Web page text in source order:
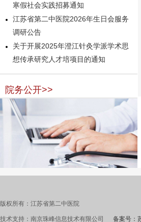
寒假社会实践招募通知
江苏省第二中医院2026年生日会服务
调研公告
关于开展2025年澄江针灸学派学术思
想传承研究人才培项目的通知
院务公开>>
版权所有：江苏省第二中医院
技术支持：南京珠峰信息技术有限公司 备案号：